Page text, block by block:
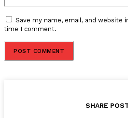
Save my name, email, and website
time I comment.
SHARE